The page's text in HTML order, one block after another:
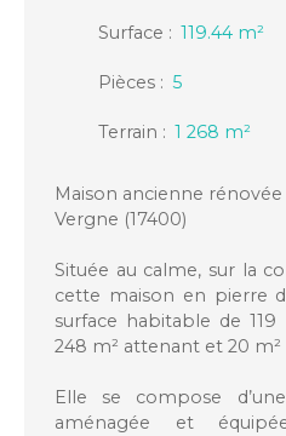
Surface : 119.44 m²
Pièces : 5
Terrain : 1 268 m²
Maison ancienne rénovée
Vergne (17400)
Située au calme, sur la
cette maison en pierre
surface habitable de
248 m² attenant et 20
Elle se compose
aménagée et